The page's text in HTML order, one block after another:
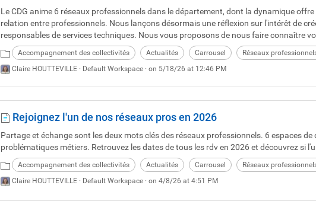
Le CDG anime 6 réseaux professionnels dans le département, dont la dynamique
relation entre professionnels. Nous lançons désormais une réflexion sur l'intérêt de
responsables de services techniques. Nous vous proposons de nous faire connaître
Accompagnement des collectivités Actualités Carrousel
Réseaux
Claire HOUTTEVILLE · Default Workspace · on 5/18/26 at 12:46 PM
Rejoignez l'un de nos réseaux pros en 2026
Partage et échange sont les deux mots clés des réseaux professionnels. 6 espaces
problématiques métiers. Retrouvez les dates de tous les rdv en 2026 et découvrez si
Accompagnement des collectivités Actualités Carrousel
Réseaux
Claire HOUTTEVILLE · Default Workspace · on 4/8/26 at 4:51 PM